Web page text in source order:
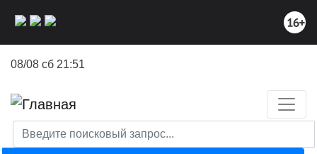
основному
08/08 сб 21:51